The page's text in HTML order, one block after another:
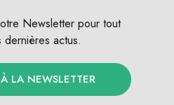
Newsletter pour tout
dernières actus.
LA NEWSLETTER